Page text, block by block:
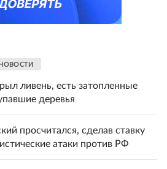
ливень, есть затопленные
деревья
просчитался, сделав ставку
атаки против РФ